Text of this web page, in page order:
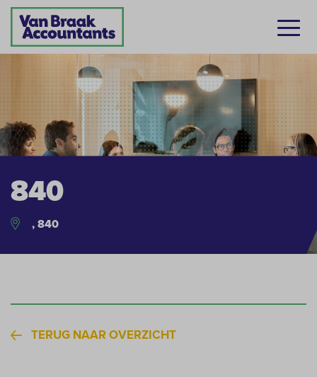
840
, 840
TERUG NAAR OVERZICHT